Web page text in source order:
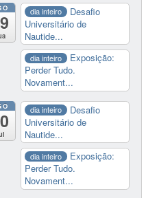
dia inteiro
Desafio
Universitário de
Nautide...
dia inteiro
Exposição:
Perder Tudo.
Novament...
dia inteiro
Desafio
Universitário de
Nautide...
dia inteiro
Exposição:
Perder Tudo.
Novament...